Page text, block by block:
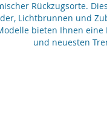
Rückzugsorte.
Lichtbrunnen und
bieten Ihnen eine
und neuesten